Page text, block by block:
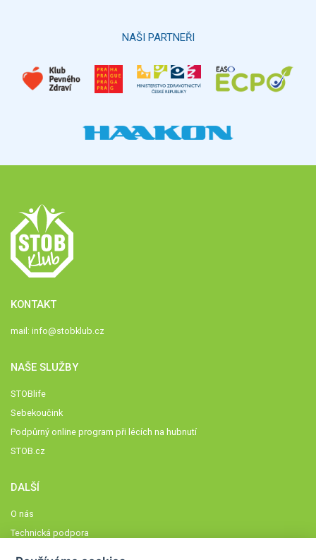
NAŠI PARTNEŘI
KONTAKT
mail: info@stobklub.cz
NAŠE SLUŽBY
STOBlife
Sebekoučink
Podpůrný online program při lécích na hubnutí
STOB.cz
DALŠÍ
O nás
Technická podpora